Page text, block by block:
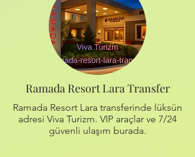
Ramada Resort Lara Transfer
Ramada Resort Lara transferinde lüksün
adresi Viva Turizm. VIP araçlar ve 7/24
güvenli ulaşım burada.